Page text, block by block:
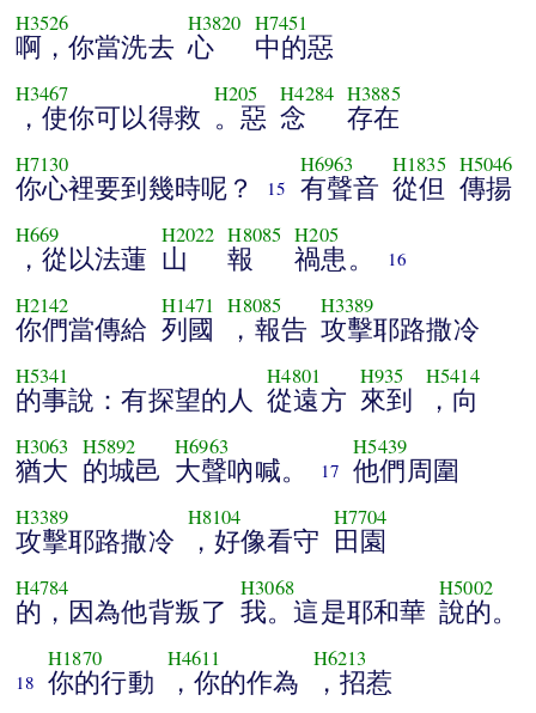
H3526
啊，你當洗去
H3820
心
H7451
中的惡
H3467
，使你可以得救
H205
。惡
H4284
念
H3885
存在
H7130
你心裡要到幾時呢？ 15
H6963
有聲音
H1835
從但
H5046
傳揚
H669
，從以法蓮
H2022
山
H8085
報
H205
禍患。 16
H2142
你們當傳給
H1471
列國
H8085
，報告
H3389
攻擊耶路撒冷
H5341
的事說：有探望的人
H4801
從遠方
H935
來到
H5414
，向
H3063
猶大
H5892
的城邑
H6963
大聲吶喊。 17
H5439
他們周圍
H3389
攻擊耶路撒冷
H8104
，好像看守
H7704
田園
H4784
的，因為他背叛了
H3068
我。這是耶和華
H5002
說的。
18
H1870
你的行動
H4611
，你的作為
H6213
，招惹